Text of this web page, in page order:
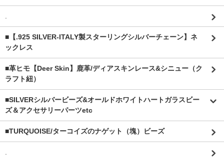
.
■【.925 SILVER-ITALY製スターリングシルバーチェーン】ネ
ックレス
■革ヒモ【Deer Skin】鹿革/ディアスキンレース&シニュー（ク
ラフト紐）
■SILVERシルバービーズ&オールドホワイトハートガラスビー
ズ＆アクセサリーパーツetc
■TURQUOISE/ターコイズのナゲット（塊）ビーズ
.